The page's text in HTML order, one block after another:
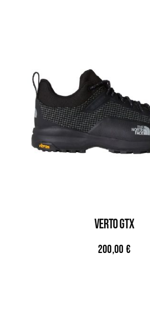
VERTO GTX
200,00 €